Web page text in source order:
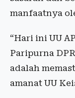
manfaatnya
“Hari ini UU
Paripurna
adalah
amanat UU